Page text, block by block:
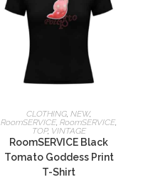
選擇規格
CLOTHING,NEW,
RoomSERVICE,RoomSERVICE,
TOP, VINTAGE
RoomSERVICE Black
Tomato Goddess Print
T-Shirt